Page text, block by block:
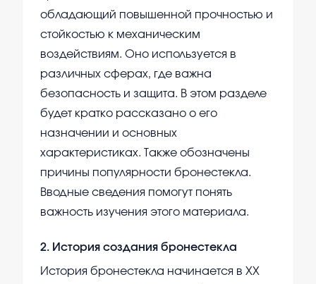
обладающий повышенной прочностью и
стойкостью к механическим
воздействиям. Оно используется в
различных сферах, где важна
безопасность и защита. В этом разделе
будет кратко рассказано о его
назначении и основных
характеристиках. Также обозначены
причины популярности бронестекла.
Вводные сведения помогут понять
важность изучения этого материала.
2. История создания бронестекла
История бронестекла начинается в XX